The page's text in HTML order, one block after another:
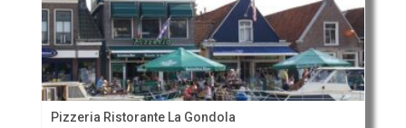
Pizzeria Ristorante La Gondola